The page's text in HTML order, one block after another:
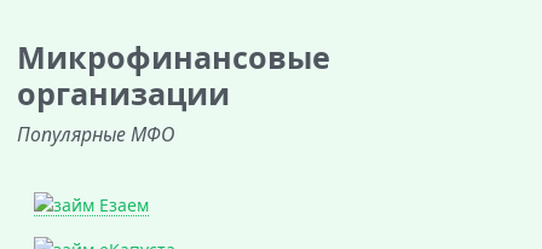
Микрофинансовые
организации
Популярные МФО